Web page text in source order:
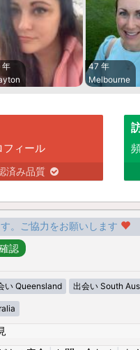
年
47 年
Melbourne
フィール
済み品質
。ご協力をお願いします
い Queensland 出会い South